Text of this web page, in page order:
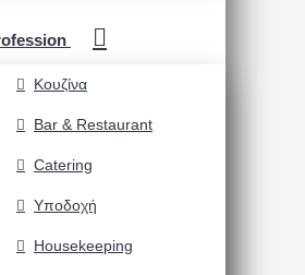
Κουζίνα
Bar & Restaurant
Catering
Υποδοχή
Housekeeping